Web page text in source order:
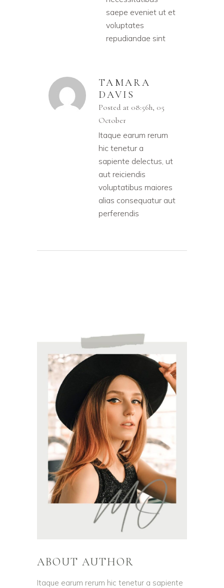
saepe eveniet ut et
voluptates
repudiandae sint
TAMARA
DAVIS
Posted at 08:56h, 05
October
Itaque earum rerum
hic tenetur a
sapiente delectus, ut
aut reiciendis
voluptatibus maiores
alias consequatur aut
perferendis
ABOUT AUTHOR
Itaque earum rerum hic tenetur a sapiente